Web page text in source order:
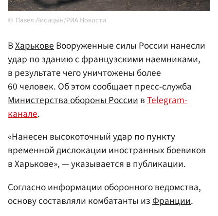
Павел Лисицын/РИА Новости
ВХарьковеВооруженные силы России нанесли
удар по зданию с французскими наемниками,
в результате чего уничтожены более
60 человек. Об этом сообщает пресс-служба
Министерства обороны РоссиивTelegram-
канале.
«Нанесен высокоточный удар по пункту
временной дислокации иностранных боевиков
в Харькове», — указывается в публикации.
Согласно информации оборонного ведомства,
основу составляли комбатанты из Франции.